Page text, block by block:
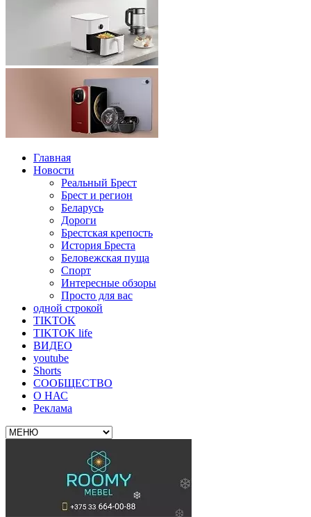
Главная
Новости
Реальный Брест
Брест и регион
Беларусь
Дороги
Брестская крепость
История Бреста
Беловежская пуща
Спорт
Интересные обзоры
Просто для вас
одной строкой
TIKTOK
TIKTOK life
ВИДЕО
youtube
Shorts
СООБЩЕСТВО
О НАС
Реклама